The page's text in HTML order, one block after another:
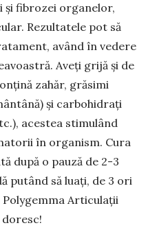
și fibrozei organelor,
Rezultatele pot să
având în vedere
Aveți grijă și de
zahăr, grăsimi
și carbohidrați
acestea stimulând
în organism. Cura
după o pauză de 2-3
putând să luați, de 3 ori
Articulații